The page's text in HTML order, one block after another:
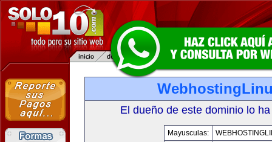
El dueño de este dominio lo
Mayusculas: